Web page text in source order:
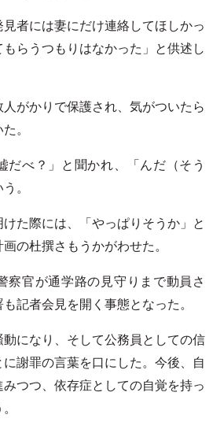
者には妻にだけ連絡してほしかっ
らうつもりはなかった」と供述し
がかりで保護され、気がついたら
。
だべ？」と聞かれ、「んだ（そう
。
た際には、「やっぱりそうか」と
の杜撰さもうかがわせた。
察官が通学路の見守りまで動員さ
記者会見を開く事態となった。
になり、そして公務員としての信
謝罪の言葉を口にした。今後、自
つつ、依存症としての自覚を持っ